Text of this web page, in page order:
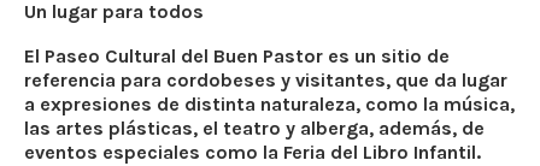
Un lugar para todos
El Paseo Cultural del Buen Pastor es un sitio de
referencia para cordobeses y visitantes, que da lugar
a expresiones de distinta naturaleza, como la música,
las artes plásticas, el teatro y alberga, además, de
eventos especiales como la Feria del Libro Infantil.